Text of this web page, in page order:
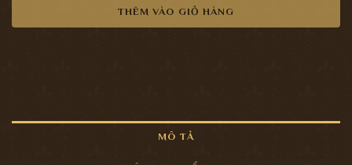
THÊM VÀO GIỎ HÀNG
MÔ TẢ